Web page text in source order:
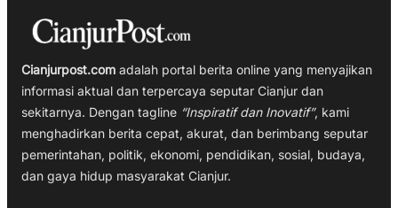
Cianjurpost.com adalah portal berita online yang menyajikan
informasi aktual dan terpercaya seputar Cianjur dan
sekitarnya. Dengan tagline “Inspiratif dan Inovatif”, kami
menghadirkan berita cepat, akurat, dan berimbang seputar
pemerintahan, politik, ekonomi, pendidikan, sosial, budaya,
dan gaya hidup masyarakat Cianjur.